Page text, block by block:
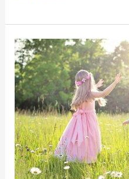
LA
VIDA
NO
ESPERA,
SUCEDE
AQUÍ
Y
AHORA